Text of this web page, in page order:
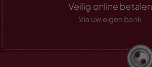
Veilig online betalen
Via uw eigen bank